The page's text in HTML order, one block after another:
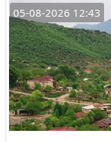
05-08-2026 12:43